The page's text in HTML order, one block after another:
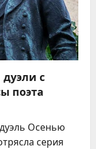
с
поэта
Осенью
серия